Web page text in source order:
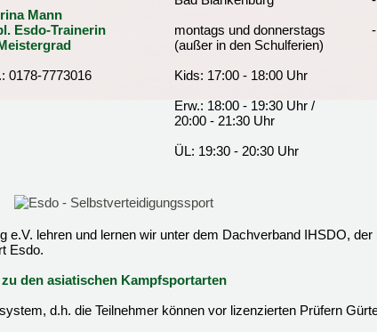
Mann
Esdo-Trainerin
0178-7773016
montags und donnerstags
(außer in den Schulferien)
Kids: 17:00 - 18:00 Uhr
Erw.: 18:00 - 19:30 Uhr /
20:00 - 21:30 Uhr
ÜL: 19:30 - 20:30 Uhr
e.V. lehren und lernen wir unter dem Dachverband IHSDO,
Esdo.
den asiatischen Kampfsportarten
d.h. die Teilnehmer können vor lizenzierten Prüfern